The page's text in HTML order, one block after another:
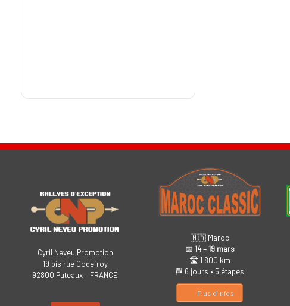
Cyril Neveu Promotion
19 bis rue Godefroy
92800 Puteaux – FRANCE
🇲🇦 Maroc
📅 14 – 19 mars
🛣️ 1 800 km
🏁 6 jours • 5 étapes
Plus d’infos